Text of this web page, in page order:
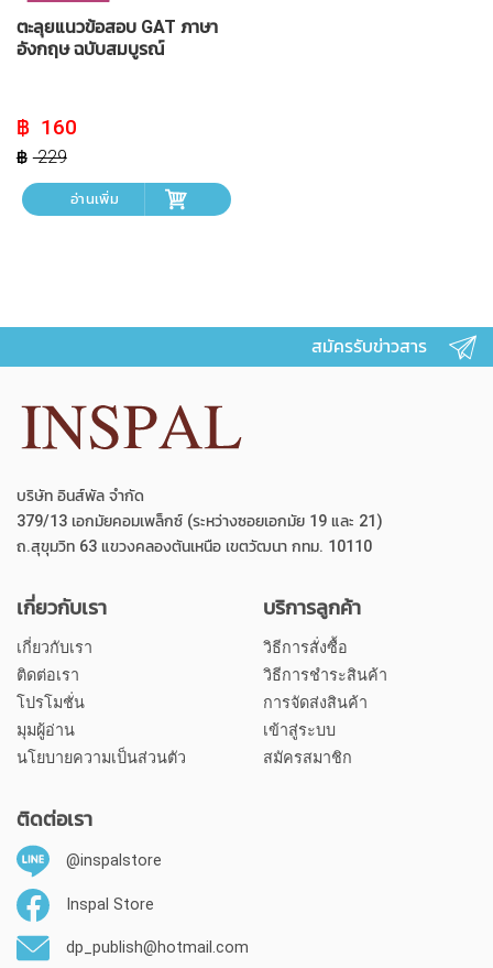
ตะลุยแนวข้อสอบ GAT ภาษา
อังกฤษ ฉบับสมบูรณ์
229
Original
price
was:
฿ 229.
160
Current
price
is:
฿ 160.
อ่านเพิ่ม
สมัครรับข่าวสาร
บริษัท อินส์พัล จำกัด
379/13 เอกมัยคอมเพล็กซ์ (ระหว่างซอยเอกมัย 19 และ 21)
ถ.สุขุมวิท 63 แขวงคลองตันเหนือ เขตวัฒนา กทม. 10110
เกี่ยวกับเรา
เกี่ยวกับเรา
ติดต่อเรา
โปรโมชั่น
มุมผู้อ่าน
นโยบายความเป็นส่วนตัว
บริการลูกค้า
วิธีการสั่งซื้อ
วิธีการชำระสินค้า
การจัดส่งสินค้า
เข้าสู่ระบบ
สมัครสมาชิก
ติดต่อเรา
@inspalstore
Inspal Store
dp_publish@hotmail.com